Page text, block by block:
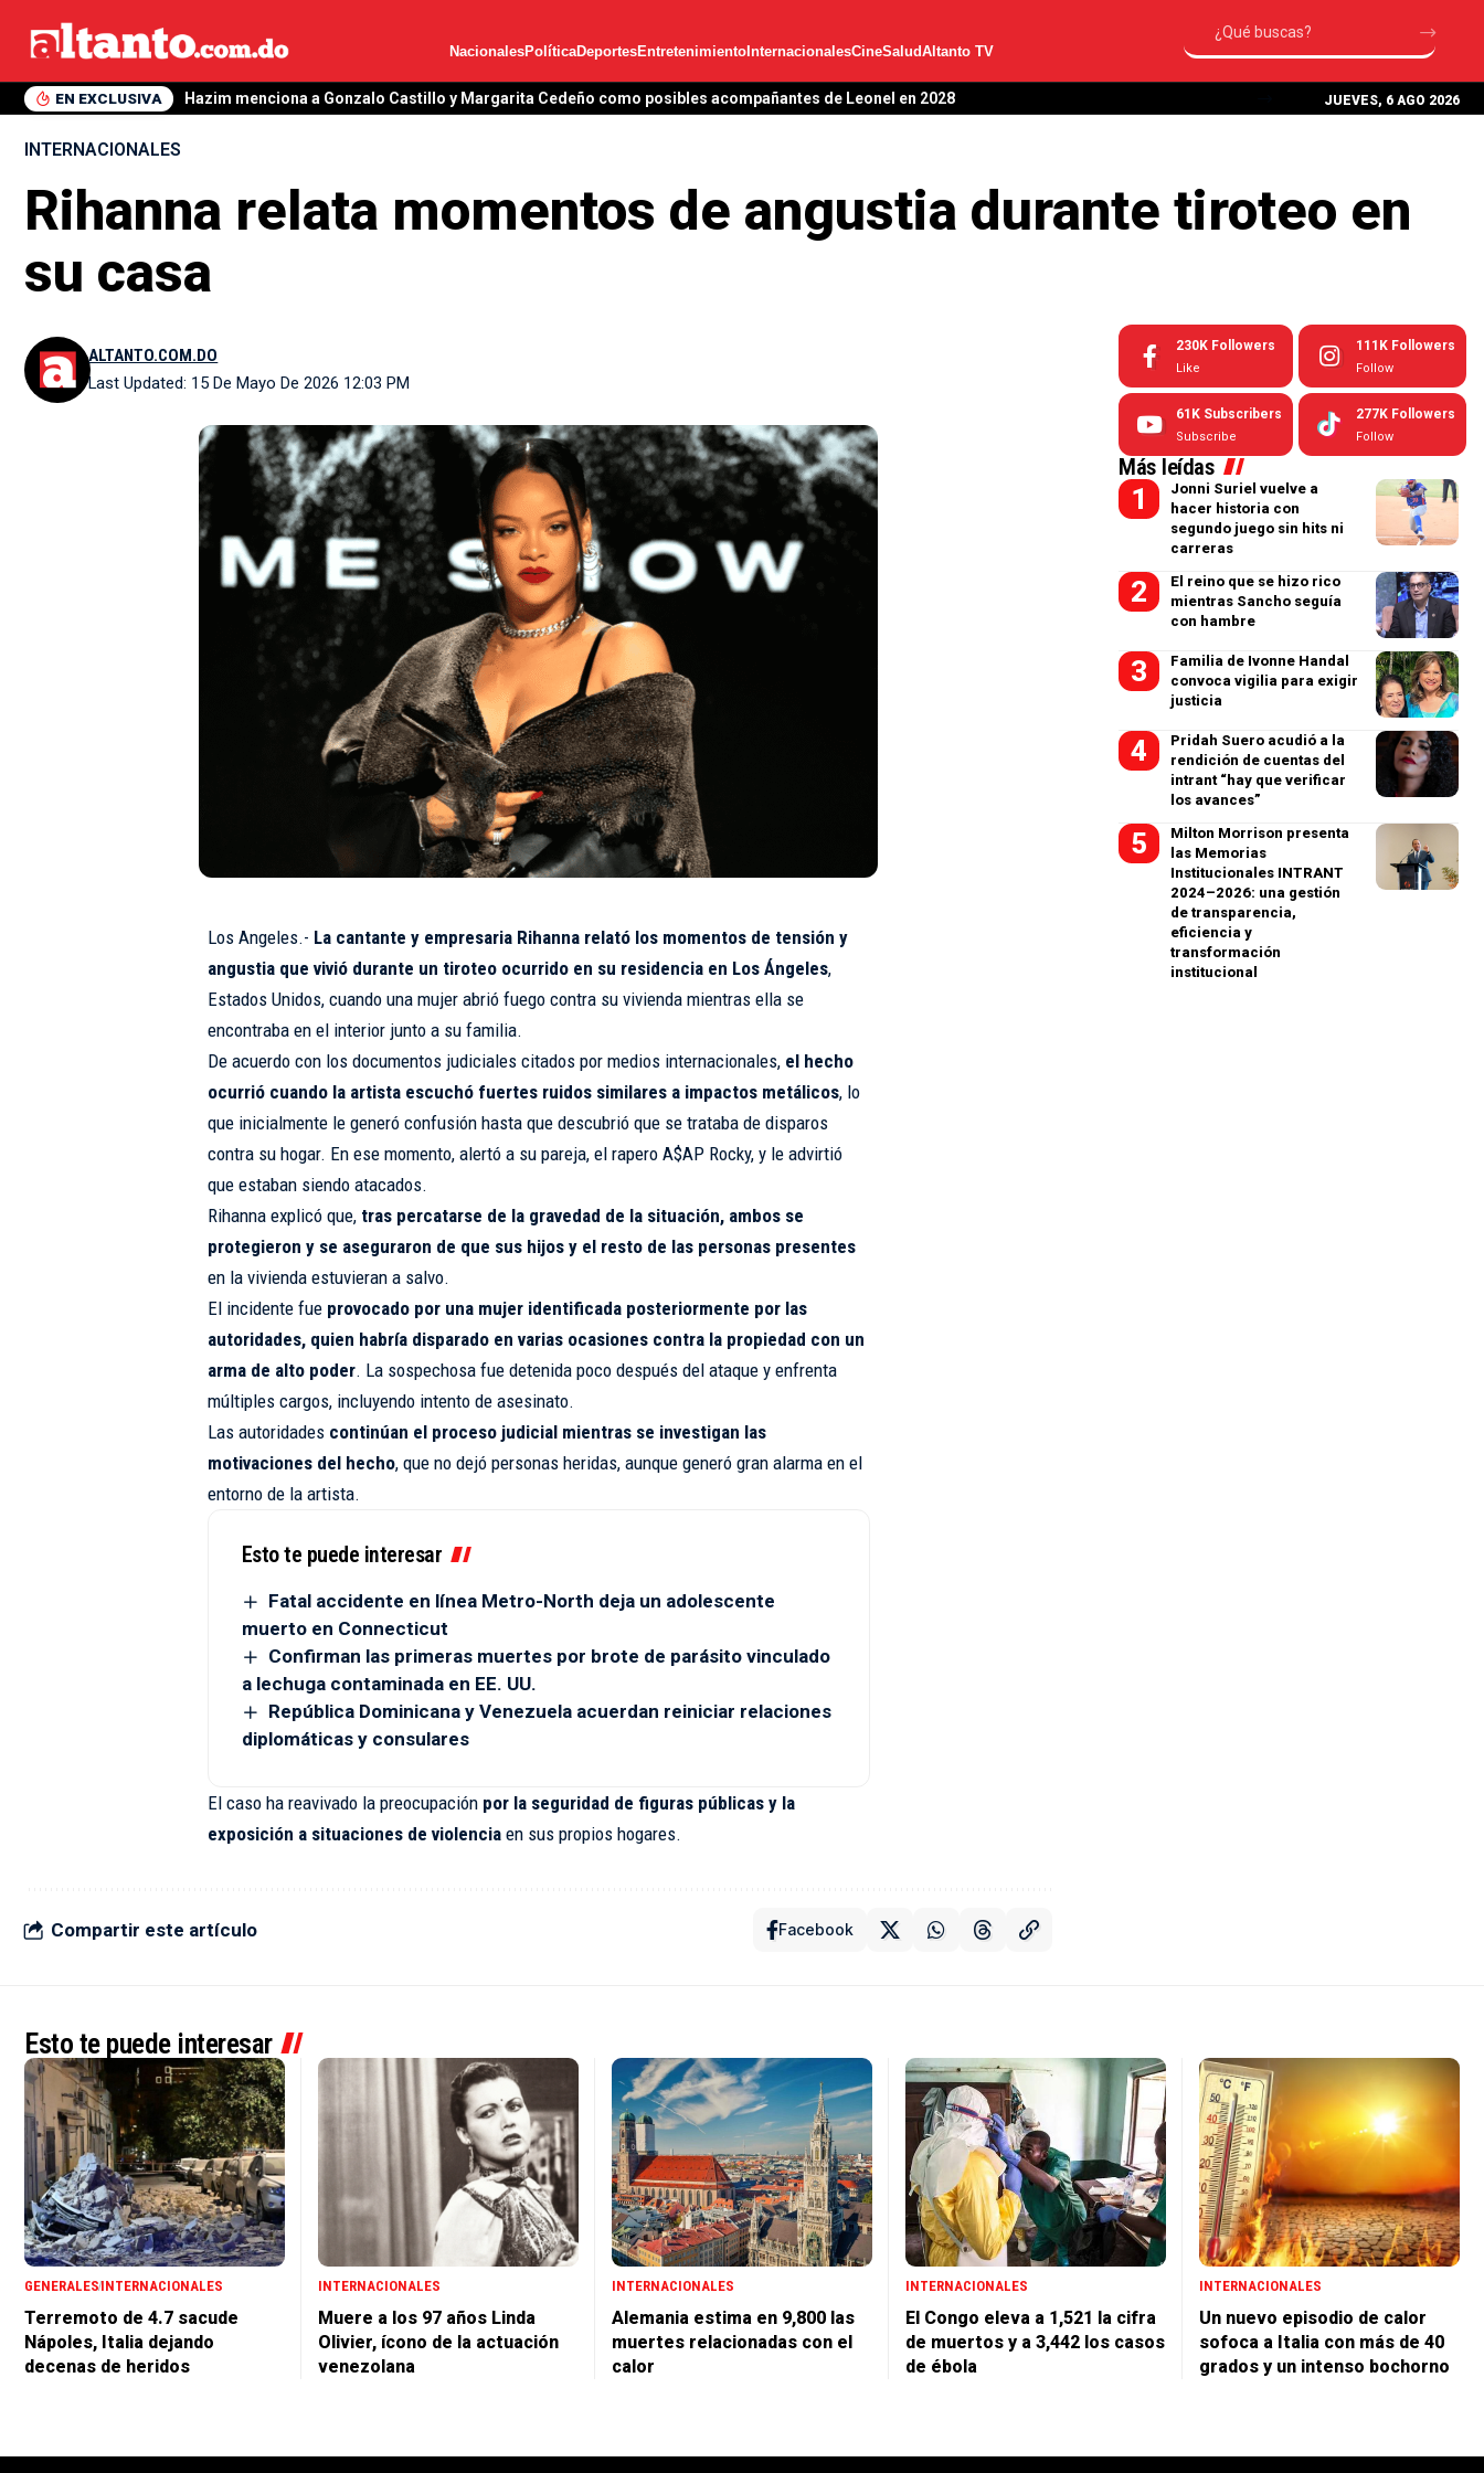
NacionalesPolíticaDeportesEntretenimiento InternacionalesCineSaludAltanto TV
EN EXCLUSIVA Hazim menciona a Gonzalo Castillo y Margarita Cedeño como posibles acompañantes de Leonel en 2028 JUEVES, 6 AGO 2026
INTERNACIONALES
Rihanna relata momentos de angustia durante tiroteo en
su casa
Last Updated: 15 De Mayo De 2026 12:03 PM
ALTANTO.COM.DO
Los Angeles.- La cantante y empresaria Rihanna relató los momentos de tensión y
angustia que vivió durante un tiroteo ocurrido en su residencia en Los Ángeles,
Estados Unidos, cuando una mujer abrió fuego contra su vivienda mientras ella se
encontraba en el interior junto a su familia.
De acuerdo con los documentos judiciales citados por medios internacionales, el hecho
ocurrió cuando la artista escuchó fuertes ruidos similares a impactos metálicos, lo
que inicialmente le generó confusión hasta que descubrió que se trataba de disparos
contra su hogar. En ese momento, alertó a su pareja, el rapero A$AP Rocky, y le advirtió
que estaban siendo atacados.
Rihanna explicó que, tras percatarse de la gravedad de la situación, ambos se
protegieron y se aseguraron de que sus hijos y el resto de las personas presentes
en la vivienda estuvieran a salvo.
El incidente fueprovocado por una mujer identificada posteriormente por las
autoridades, quien habría disparado en varias ocasiones contra la propiedad con un
arma de alto poder. La sospechosa fue detenida poco después del ataque y enfrenta
múltiples cargos, incluyendo intento de asesinato.
Las autoridades continúan el proceso judicial mientras se investigan las
motivaciones del hecho, que no dejó personas heridas, aunque generó gran alarma en el
entorno de la artista.
Esto te puede interesar
Fatal accidente en línea Metro-North deja un adolescente
muerto en Connecticut
Confirman las primeras muertes por brote de parásito vinculado
a lechuga contaminada en EE. UU.
República Dominicana y Venezuela acuerdan reiniciar relaciones
diplomáticas y consulares
El caso ha reavivado la preocupaciónpor la seguridad de figuras públicas y la
exposición a situaciones de violenciaen sus propios hogares.
Compartir este artículo Facebook
230K Followers
Like
111K Followers
Follow
61K Subscribers
Subscribe
277K Followers
Follow
Más leídas
Jonni Suriel vuelve a
hacer historia con
segundo juego sin hits ni
carreras
El reino que se hizo rico
mientras Sancho seguía
con hambre
Familia de Ivonne Handal
convoca vigilia para exigir
justicia
Pridah Suero acudió a la
rendición de cuentas del
intrant “hay que verificar
los avances”
Milton Morrison presenta
las Memorias
Institucionales INTRANT
2024–2026: una gestión
de transparencia,
eficiencia y
transformación
institucional
Esto te puede interesar
GENERALESINTERNACIONALES
Terremoto de 4.7 sacude
Nápoles, Italia dejando
decenas de heridos
INTERNACIONALES
Muere a los 97 años Linda
Olivier, ícono de la actuación
venezolana
INTERNACIONALES
Alemania estima en 9,800 las
muertes relacionadas con el
calor
INTERNACIONALES
El Congo eleva a 1,521 la cifra
de muertos y a 3,442 los casos
de ébola
INTERNACIONALES
Un nuevo episodio de calor
sofoca a Italia con más de 40
grados y un intenso bochorno